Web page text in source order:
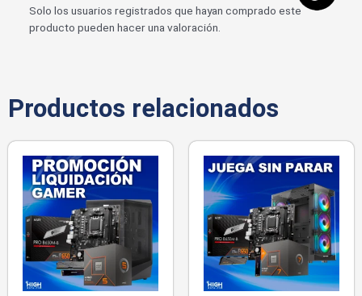
Solo los usuarios registrados que hayan comprado este
producto pueden hacer una valoración.
Productos relacionados